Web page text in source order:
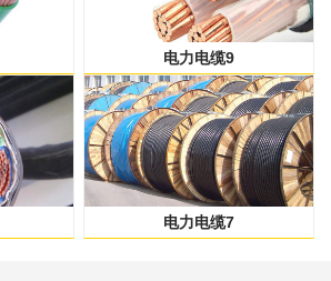
电力电缆9
电力电缆7